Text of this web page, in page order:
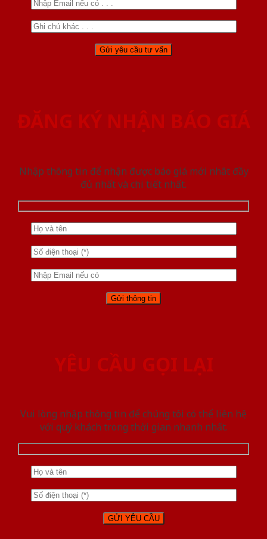
ĐĂNG KÝ NHẬN BÁO GIÁ
Nhập thông tin để nhận được báo giá mới nhât đầy
đủ nhất và chi tiết nhất.
YÊU CẦU GỌI LẠI
Vui lòng nhập thông tin để chúng tôi có thể liên hệ
với quý khách trong thời gian nhanh nhất.